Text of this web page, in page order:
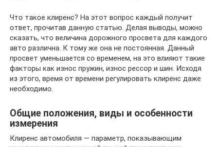
Что такое клиренс? На этот вопрос каждый получит
ответ, прочитав данную статью. Делая выводы, можно
сказать, что величина дорожного просвета для каждого
авто различна. К тому же она не постоянная. Данный
просвет уменьшается со временем, на это влияют такие
факторы как износ пружин, износ рессор и шин. Исходя
из этого, время от времени регулировать клиренс даже
необходимо.
Общие положения, виды и особенности
измерения
Клиренс автомобиля — параметр, показывающим